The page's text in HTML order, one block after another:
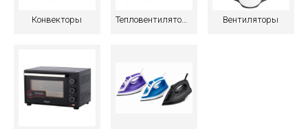
Конвекторы Тепловентиляторы Вентиляторы